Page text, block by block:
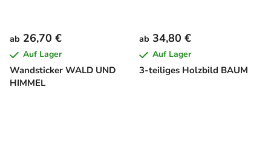
Wandsticker WALD UND
HIMMEL
ab 26,70 €
Auf Lager
3-teiliges Holzbild BAUM
ab 34,80 €
Auf Lager